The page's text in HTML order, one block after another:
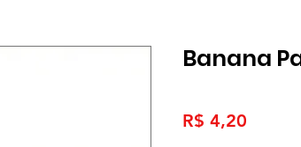
Banana
R$ 4,20